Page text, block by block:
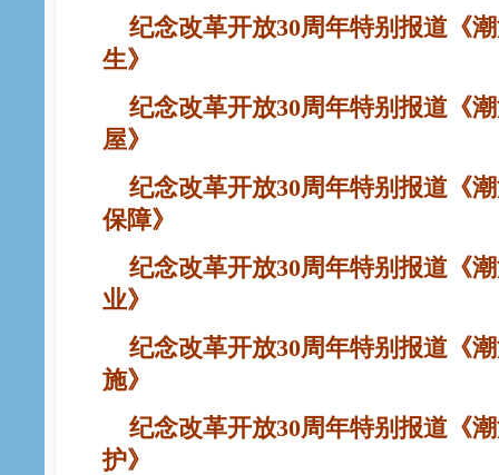
纪念改革开放30周年特别报道《
生》
纪念改革开放30周年特别报道《
屋》
纪念改革开放30周年特别报道《
保障》
纪念改革开放30周年特别报道《
业》
纪念改革开放30周年特别报道《
施》
纪念改革开放30周年特别报道《
护》